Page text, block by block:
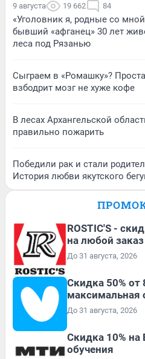
9 августа 19 662 84
«Уголовник я, родные со
бывший «афганец» 30 лет
леса под Рязанью
Сыграем в «Ромашку»?
взбодрит мозг не хуже кофе
В лесах Архангельской
правильно пожарить
Победили рак и стали
История любви якутского
ROSTIC'S -
на любой
До 31 августа, 2026
Скидка 50% от
максимальная
До 31 августа, 2026
Скидка 10%
обучения